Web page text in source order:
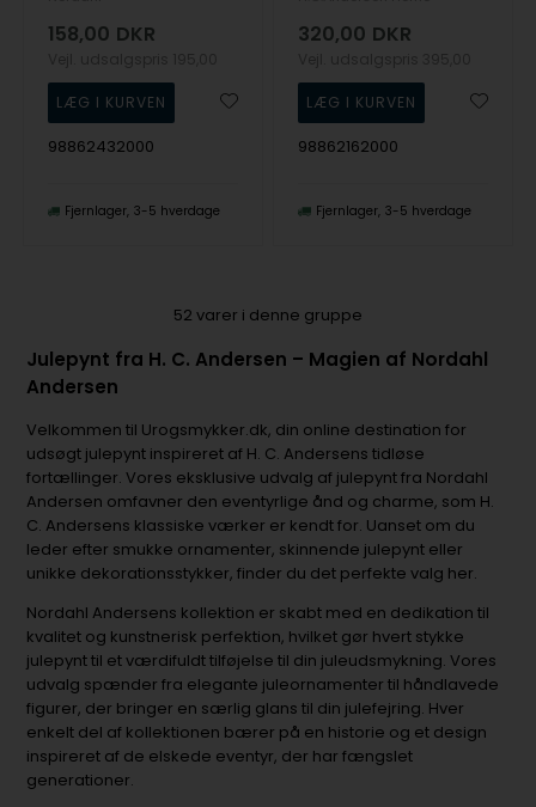
158,00 DKR
98862432000
Fjernlager 3-5 hverdage
320,00 DKR
98862162000
Fjernlager 3-5 hverdage
52 varer i denne gruppe
Julepynt fra H. C. Andersen – Magien af Nordahl
Andersen
Velkommen til Urogsmykker.dk, din online destination for
udsøgt julepynt inspireret af H. C. Andersens tidløse
fortællinger. Vores eksklusive udvalg af julepynt fra Nordahl
Andersen omfavner den eventyrlige ånd og charme, som H.
C. Andersens klassiske værker er kendt for. Uanset om du
leder efter smukke ornamenter, skinnende julepynt eller
unikke dekorationsstykker, finder du det perfekte valg her.
Nordahl Andersens kollektion er skabt med en dedikation til
kvalitet og kunstnerisk perfektion, hvilket gør hvert stykke
julepynt til et værdifuldt tilføjelse til din juleudsmykning. Vores
udvalg spænder fra elegante juleornamenter til håndlavede
figurer, der bringer en særlig glans til din julefejring. Hver
enkelt del af kollektionen bærer på en historie og et design
inspireret af de elskede eventyr, der har fængslet
generationer.